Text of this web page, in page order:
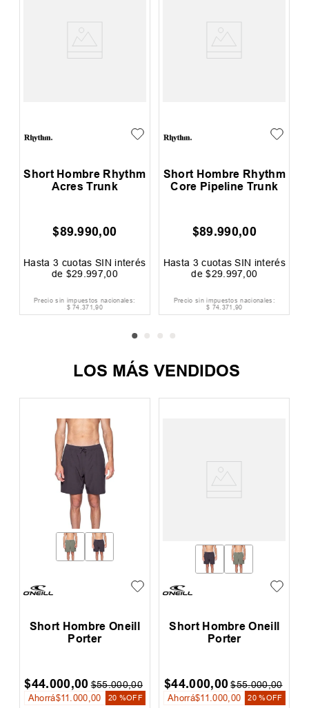
Short Hombre Rhythm
Acres Trunk
$89.990,00
Hasta 3 cuotas SIN interés
de $29 997,00
Precio sin impuestos nacionales:
$ 74.371,90
Short Hombre Rhythm
Core Pipeline Trunk
$89.990,00
Hasta 3cuotas SIN interés
de$29 997 00
Precio sin impuestos nacionales:
$ 74.371,90
LOS MÁS VENDIDOS
Short Hombre Oneill
Porter
$44.000,00 $55.000,00
Ahorrá$11.000,00 20 %OFF
Short Hombre Oneill
Porter
$44.000,00 $55.000,00
Ahorrá$11.000,00 20 %OFF